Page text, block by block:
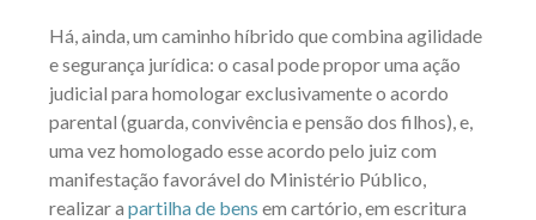
Há, ainda, um caminho híbrido que combina agilidade
e segurança jurídica: o casal pode propor uma ação
judicial para homologar exclusivamente o acordo
parental (guarda, convivência e pensão dos filhos), e,
uma vez homologado esse acordo pelo juiz com
manifestação favorável do Ministério Público,
realizar a partilha de bens em cartório, em escritura